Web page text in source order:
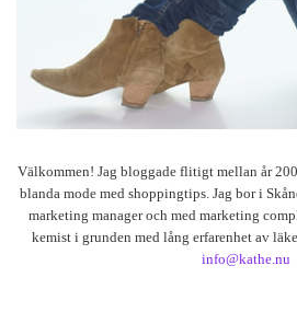
Välkommen! Jag bloggade flitigt mellan år
blanda mode med shoppingtips. Jag bor i
marketing manager och med marketing
kemist i grunden med lång erfarenhet av
info@kathe.nu